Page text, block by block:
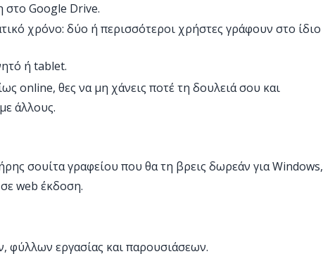
στο Google Drive.
χρόνο: δύο ή περισσότεροι χρήστες γράφουν στο ίδιο
ή tablet.
online, θες να μη χάνεις ποτέ τη δουλειά σου και
άλλους.
σουίτα γραφείου που θα τη βρεις δωρεάν για Windows,
web έκδοση.
φύλλων εργασίας και παρουσιάσεων.